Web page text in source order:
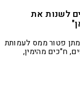
לשנות את
פטור ממס לעמותת
ח"כים מהימין,